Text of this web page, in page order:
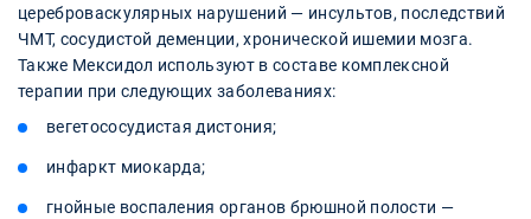
цереброваскулярных нарушений — инсультов, последствий
ЧМТ, сосудистой деменции, хронической ишемии мозга.
Также Мексидол используют в составе комплексной
терапии при следующих заболеваниях:
вегетососудистая дистония;
инфаркт миокарда;
гнойные воспаления органов брюшной полости —